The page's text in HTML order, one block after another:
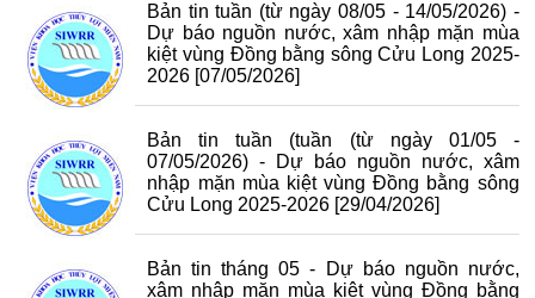
Bản tin tuần (từ ngày 08/05 - 14/05/2026) -
Dự báo nguồn nước, xâm nhập mặn mùa
kiệt vùng Đồng bằng sông Cửu Long 2025-
2026 [07/05/2026]
Bản tin tuần (tuần (từ ngày 01/05 -
07/05/2026) - Dự báo nguồn nước, xâm
nhập mặn mùa kiệt vùng Đồng bằng sông
Cửu Long 2025-2026 [29/04/2026]
Bản tin tháng 05 - Dự báo nguồn nước,
xâm nhập mặn mùa kiệt vùng Đồng bằng